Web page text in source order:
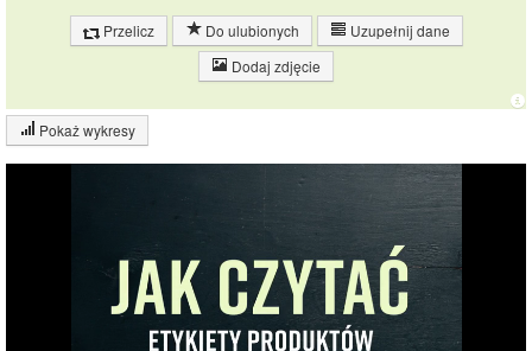
Przelicz Do ulubionych
Uzupełnij dane
Dodaj zdjęcie
Pokaż wykresy
Wykres składu produktu
Pozostałe (81%)